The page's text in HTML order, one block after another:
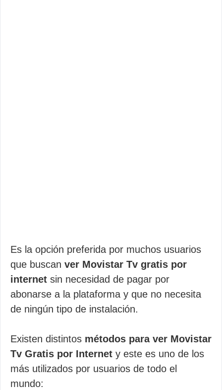
Es la opción preferida por muchos usuarios
que buscan ver Movistar Tv gratis por
internet sin necesidad de pagar por
abonarse a la plataforma y que no necesita
de ningún tipo de instalación.
Existen distintos métodos para ver Movistar
Tv Gratis por Internet y este es uno de los
más utilizados por usuarios de todo el
mundo: